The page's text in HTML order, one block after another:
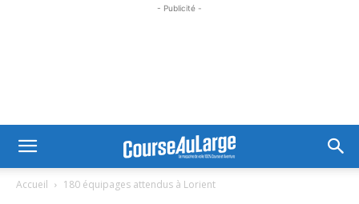
- Publicité -
Accueil 180 équipages attendus à Lorient